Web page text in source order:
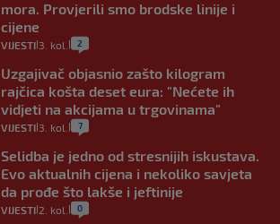
mora. Provjerili smo brodske linije i
cijene
VIJESTI 3. kol. 2
Uzgajivač objasnio zašto kilogram
rajčica košta deset eura: "Nećete ih
vidjeti na akcijama u trgovinama"
VIJESTI 3. kol. 7
Selidba je jedno od stresnijih iskustava.
Evo aktualnih cijena i nekoliko savjeta
da prođe što lakše i jeftinije
VIJESTI 2. kol. 0